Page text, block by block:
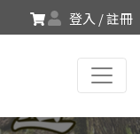
登入 / 註冊